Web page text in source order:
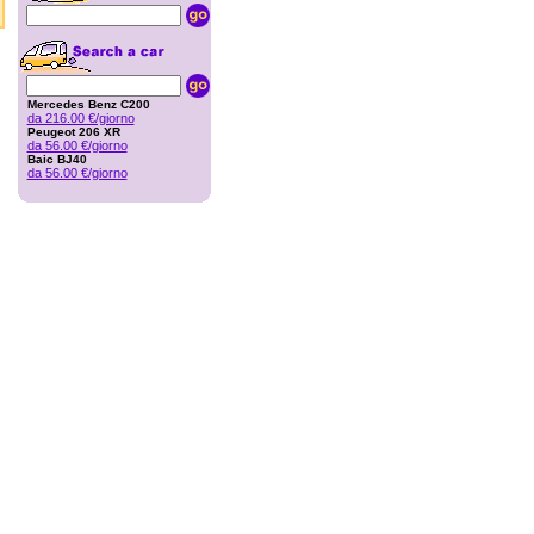
Mercedes Benz C200
da 216.00 €/giorno
Peugeot 206 XR
da 56.00 €/giorno
Baic BJ40
da 56.00 €/giorno